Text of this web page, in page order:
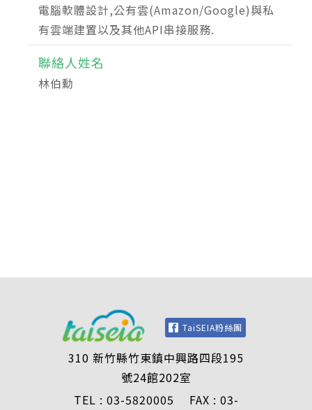
電腦軟體設計,公有雲(Amazon/Google)與私
有雲端建置以及其他API串接服務.
聯絡人姓名
林伯勳
TaiSEIA粉絲團
310 新竹縣竹東鎮中興路四段195
號24館202室
TEL : 03-5820005 FAX : 03-